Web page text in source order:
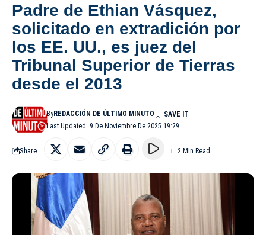
Padre de Ethian Vásquez,
solicitado en extradición por
los EE. UU., es juez del
Tribunal Superior de Tierras
desde el 2013
Last Updated: 9 De Noviembre De 2025 19:29
ByREDACCIÓN DE ÚLTIMO MINUTO
Share 2 Min Read